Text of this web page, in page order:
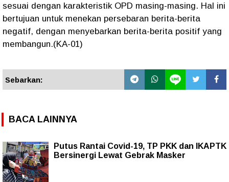
sesuai dengan karakteristik OPD masing-masing. Hal ini
bertujuan untuk menekan persebaran berita-berita
negatif, dengan menyebarkan berita-berita positif yang
membangun.(KA-01)
Sebarkan:
BACA LAINNYA
Putus Rantai Covid-19, TP PKK dan IKAPTK
Bersinergi Lewat Gebrak Masker